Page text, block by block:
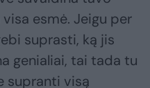
esmė. Jeigu per
suprasti, ką jis
genialiai, tai tada tu
supranti visą